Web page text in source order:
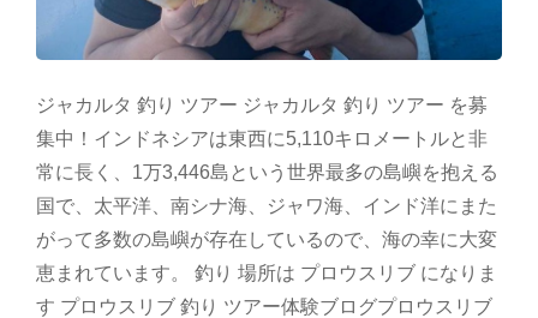
ジャカルタ 釣り ツアー ジャカルタ 釣り ツアー を募
集中！インドネシアは東西に5,110キロメートルと非
常に長く、1万3,446島という世界最多の島嶼を抱える
国で、太平洋、南シナ海、ジャワ海、インド洋にまた
がって多数の島嶼が存在しているので、海の幸に大変
恵まれています。 釣り 場所は プロウスリブ になりま
す プロウスリブ 釣り ツアー体験ブログプロウスリブ